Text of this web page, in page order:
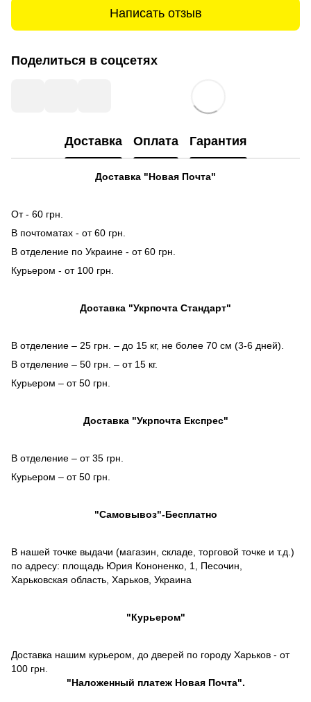
Написать отзыв
Поделиться в соцсетях
Доставка Оплата Гарантия
Доставка "Новая Почта"
От - 60 грн.
В почтоматах - от 60 грн.
В отделение по Украине - от 60 грн.
Курьером - от 100 грн.
Доставка "Укрпочта Стандарт"
В отделение – 25 грн. – до 15 кг, не более 70 см (3-6 дней).
В отделение – 50 грн. – от 15 кг.
Курьером – от 50 грн.
Доставка "Укрпочта Експрес"
В отделение – от 35 грн.
Курьером – от 50 грн.
"Самовывоз"-Бесплатно
В нашей точке выдачи (магазин, складе, торговой точке и т.д.)
по адресу: площадь Юрия Кононенко, 1, Песочин,
Харьковская область, Харьков, Украина
"Курьером"
Доставка нашим курьером, до дверей по городу Харьков - от
100 грн.
"Наложенный платежНовая Почта".